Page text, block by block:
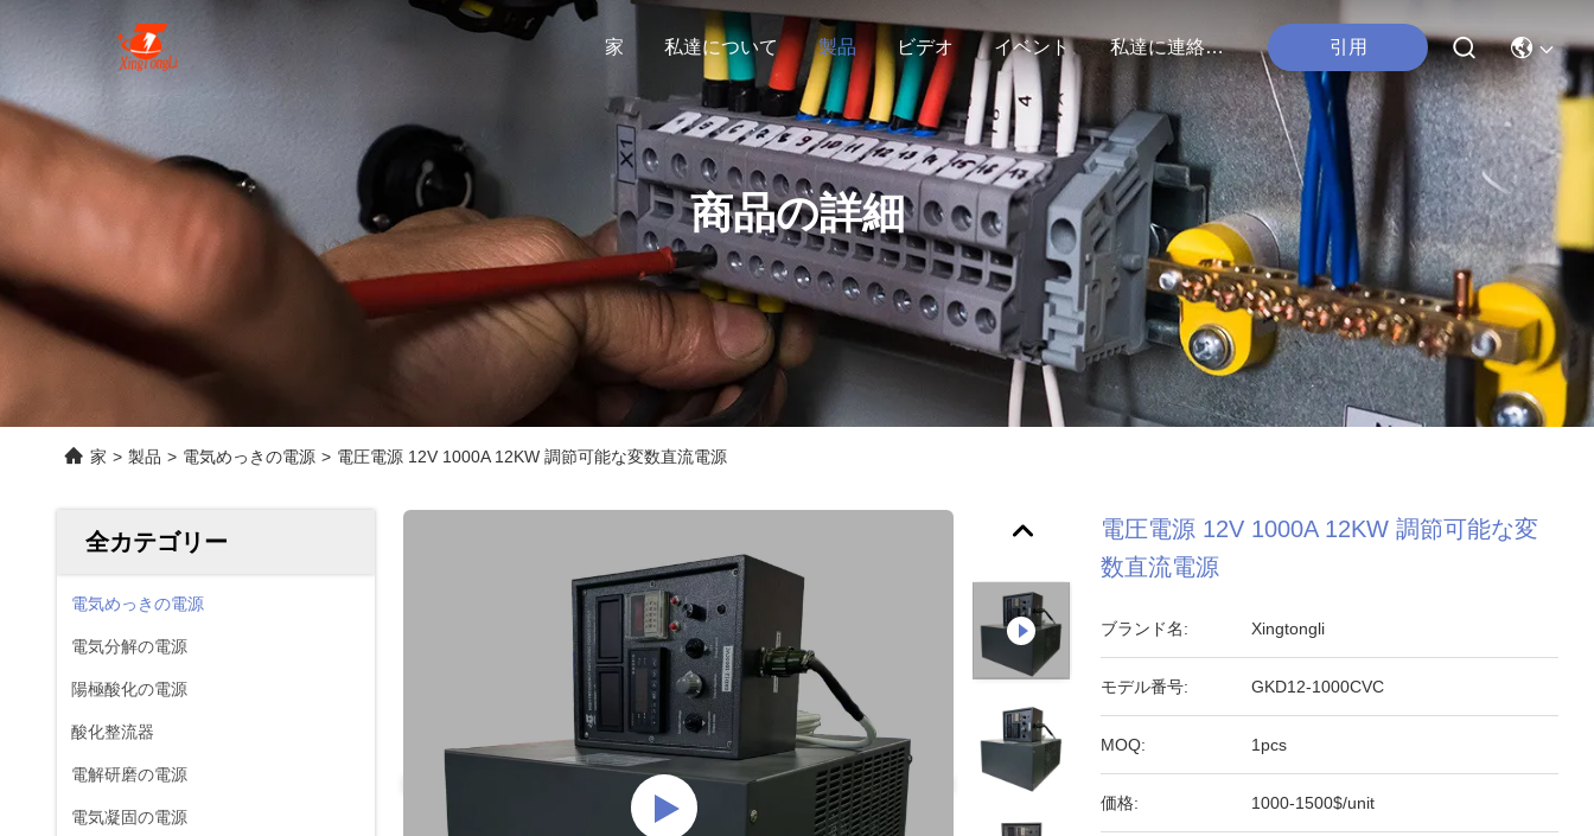
家 私達について 製品 ビデオ イベント 私達に連絡しなさい 引用
商品の詳細
家 > 製品 > 電気めっきの電源 > 電圧電源 12V 1000A 12KW 調節可能な変数直流電源
全カテゴリー
電気めっきの電源
電気分解の電源
陽極酸化の電源
酸化整流器
電解研磨の電源
電気凝固の電源
電圧電源 12V 1000A 12KW 調節可能な変
数直流電源
ブランド名: Xingtongli
モデル番号: GKD12-1000CVC
MOQ: 1pcs
価格: 1000-1500$/unit